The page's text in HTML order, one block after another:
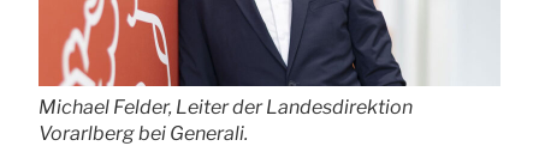
Michael Felder, Leiter der Landesdirektion
Vorarlberg bei Generali.